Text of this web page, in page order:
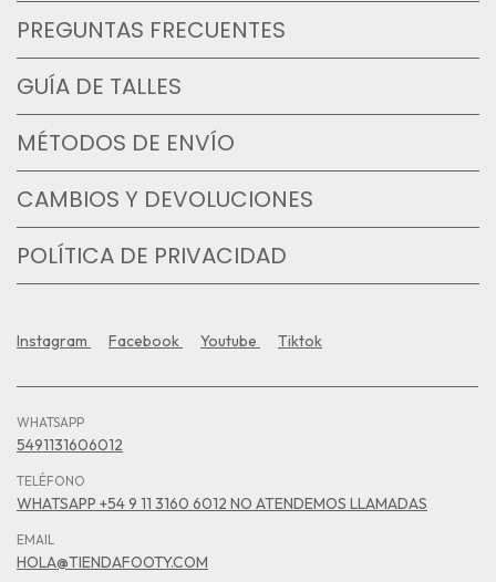
PREGUNTAS FRECUENTES
GUÍA DE TALLES
MÉTODOS DE ENVÍO
CAMBIOS Y DEVOLUCIONES
POLÍTICA DE PRIVACIDAD
Instagram Facebook Youtube Tiktok
WHATSAPP
5491131606012
TELÉFONO
WHATSAPP +54 9 11 3160 6012 NO ATENDEMOS LLAMADAS
EMAIL
HOLA@TIENDAFOOTY.COM